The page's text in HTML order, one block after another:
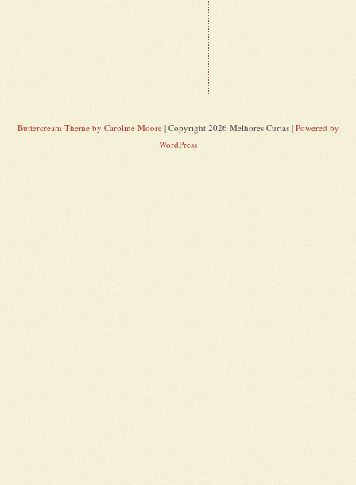
Buttercream Theme by Caroline Moore| Copyright 2026 Melhores Curtas | Powered by
WordPress